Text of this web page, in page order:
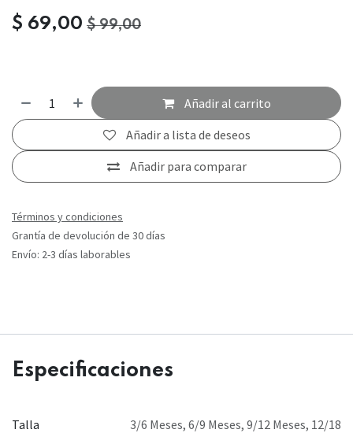
$ 69,00 $99,00
Añadir al carrito
Añadir para comparar
Añadir a lista de deseos
Términos y condiciones
Grantía de devolución de 30 días
Envío: 2-3 días laborables
Especificaciones
Talla 3/6 Meses, 6/9 Meses, 9/12 Meses, 12/18